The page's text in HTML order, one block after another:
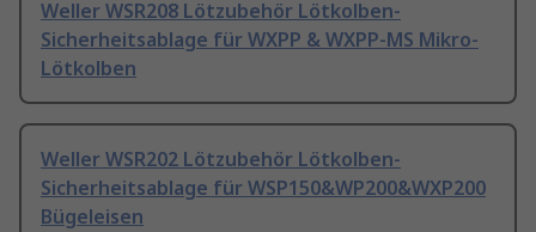
Weller WSR208 Lötzubehör Lötkolben-
Sicherheitsablage für WXPP & WXPP-MS Mikro-
Lötkolben
Weller WSR202 Lötzubehör Lötkolben-
Sicherheitsablage für WSP150&WP200&WXP200
Bügeleisen